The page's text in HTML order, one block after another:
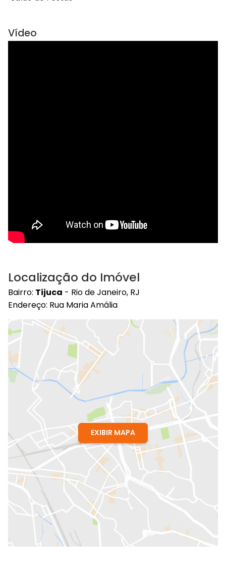
Vídeo
Localização do Imóvel
Bairro: Tijuca - Rio de Janeiro, RJ
Endereço: Rua Maria Amália
EXIBIR MAPA